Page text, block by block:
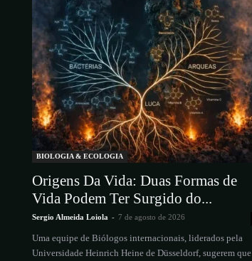
BIOLOGIA & ECOLOGIA
Origens Da Vida: Duas Formas de
Vida Podem Ter Surgido do...
Sergio Almeida Loiola - 7 de agosto de 2026
Uma equipe de Biólogos internacionais, liderados pela
Universidade Heinrich Heine de Düsseldorf, sugerem que